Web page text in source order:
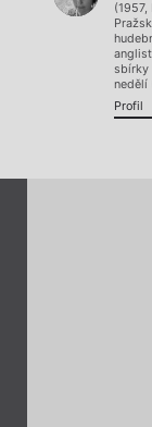
sbírky
nedělí
Profil